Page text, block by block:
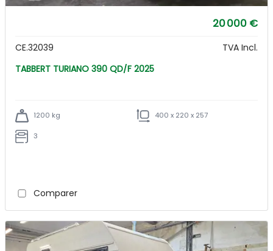
20 000 €
CE.32039
TVA Incl.
TABBERT TURIANO 390 QD/F 2025
1200 kg 400 x 220 x 257
3
Comparer